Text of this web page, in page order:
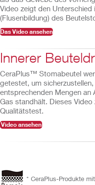
Video zeigt den Unterschied
(Flusenbildung) des
Das Video ansehen
Innerer
CeraPlus™ Stomabeutel
getestet, um
entsprechenden Mengen an
Gas standhält. Dieses Video
Qualitätstest.
Video ansehen
* CeraPlus-Produkte